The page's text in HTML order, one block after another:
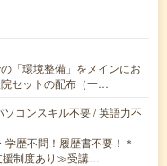
「環境整備」をメインにお
セットの配布（一…
コンスキル不要 / 英語力不
学歴不問！履歴書不要！＊
援制度あり≫受講…